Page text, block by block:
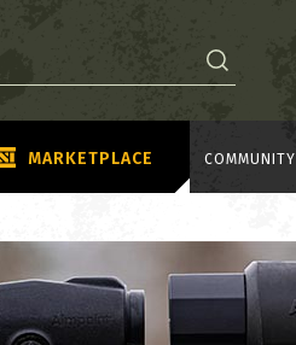
MARKETPLACE COMMUNITY